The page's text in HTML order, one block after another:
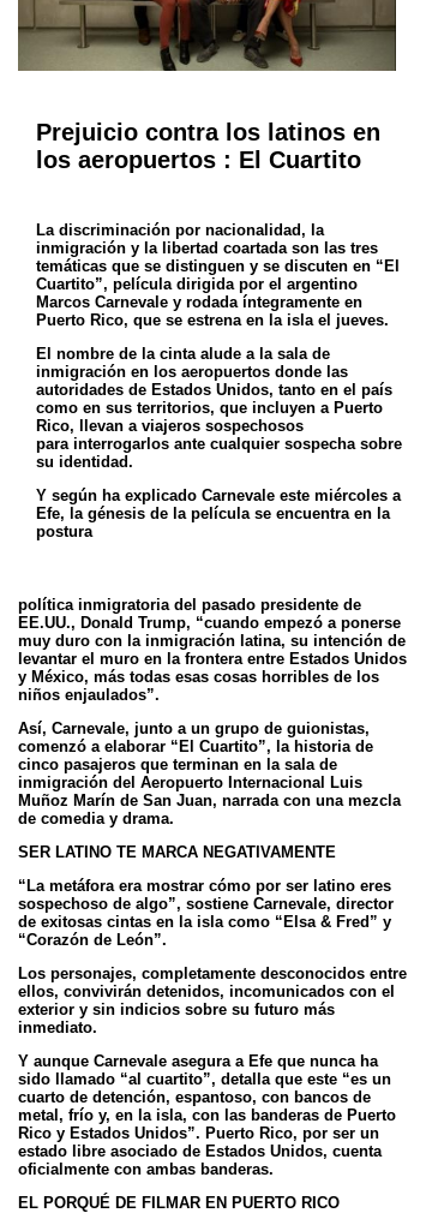
Prejuicio contra los latinos en
los aeropuertos : El Cuartito
La discriminación por nacionalidad, la
inmigración y la libertad coartada son las tres
temáticas que se distinguen y se discuten en “El
Cuartito”, película dirigida por el argentino
Marcos Carnevale y rodada íntegramente en
Puerto Rico, que se estrena en la isla el jueves.
El nombre de la cinta alude a la sala de
inmigración en los aeropuertos donde las
autoridades de Estados Unidos, tanto en el país
como en sus territorios, que incluyen a Puerto
Rico, llevan a viajeros sospechosos
para interrogarlos ante cualquier sospecha sobre
su identidad.
Y según ha explicado Carnevale este miércoles a
Efe, la génesis de la película se encuentra en la
postura
política inmigratoria del pasado presidente de
EE.UU., Donald Trump, “cuando empezó a ponerse
muy duro con la inmigración latina, su intención de
levantar el muro en la frontera entre Estados Unidos
y México, más todas esas cosas horribles de los
niños enjaulados”.
Así, Carnevale, junto a un grupo de guionistas,
comenzó a elaborar “El Cuartito”, la historia de
cinco pasajeros que terminan en la sala de
inmigración del Aeropuerto Internacional Luis
Muñoz Marín de San Juan, narrada con una mezcla
de comedia y drama.
SER LATINO TE MARCA NEGATIVAMENTE
“La metáfora era mostrar cómo por ser latino eres
sospechoso de algo”, sostiene Carnevale, director
de exitosas cintas en la isla como “Elsa & Fred” y
“Corazón de León”.
Los personajes, completamente desconocidos entre
ellos, convivirán detenidos, incomunicados con el
exterior y sin indicios sobre su futuro más
inmediato.
Y aunque Carnevale asegura a Efe que nunca ha
sido llamado “al cuartito”, detalla que este “es un
cuarto de detención, espantoso, con bancos de
metal, frío y, en la isla, con las banderas de Puerto
Rico y Estados Unidos”. Puerto Rico, por ser un
estado libre asociado de Estados Unidos, cuenta
oficialmente con ambas banderas.
EL PORQUÉ DE FILMAR EN PUERTO RICO